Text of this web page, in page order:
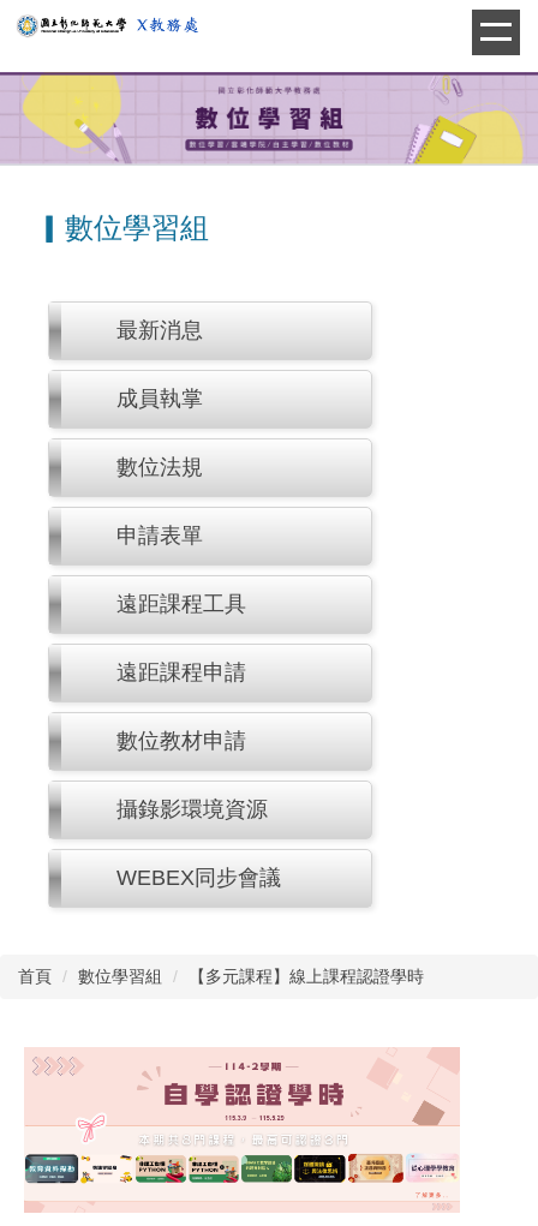
跳
到
要
內
區
▎數位學習組
最新消息
成員執掌
數位法規
申請表單
遠距課程工具
遠距課程申請
數位教材申請
攝錄影環境資源
WEBEX同步會議
首頁 數位學習組 【多元課程】線上課程認證學時